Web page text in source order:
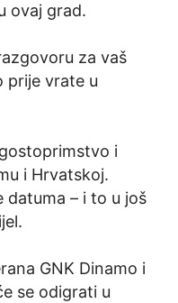
ovaj grad.
za vaš
prije vrate u
i
i Hrvatskoj.
datuma – i to u još
GNK Dinamo i
se odigrati u